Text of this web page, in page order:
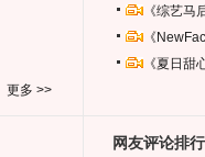
更多 >>
《综艺
《
《夏日
网友评论排行